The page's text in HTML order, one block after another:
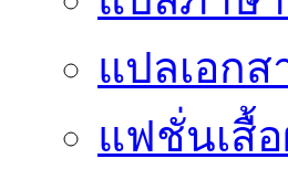
แปลเอกส
แฟชั่นเสื้อ